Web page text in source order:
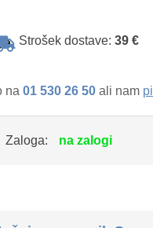
Strošek dostave: 39 €
na 01 530 26 50ali nam
Zaloga: na zalogi